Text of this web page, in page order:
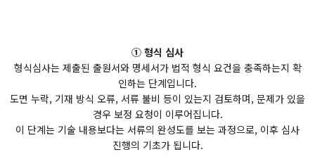
① 형식 심사
형식심사는 제출된 출원서와 명세서가 법적 형식 요건을 충족하는지 확
인하는 단계입니다.
도면 누락, 기재 방식 오류, 서류 불비 등이 있는지 검토하며, 문제가 있을
경우 보정 요청이 이루어집니다.
이 단계는 기술 내용보다는 서류의 완성도를 보는 과정으로, 이후 심사
진행의 기초가 됩니다.